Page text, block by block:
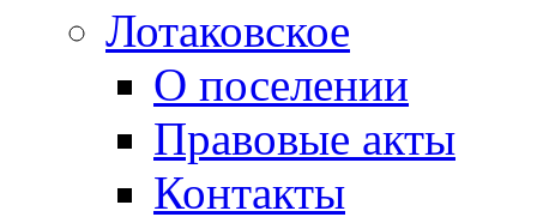
Лотаковское
О поселении
Правовые акты
Контакты